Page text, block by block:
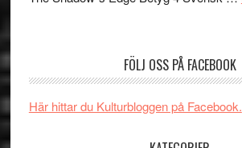
FÖLJ OSS PÅ FACEBOOK
Här hittar du Kulturbloggen på Facebook.